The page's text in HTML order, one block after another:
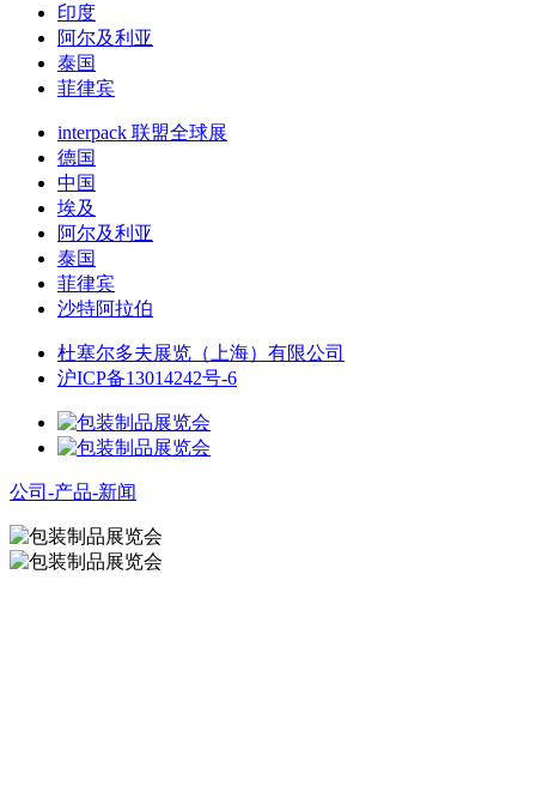
印度
阿尔及利亚
泰国
菲律宾
interpack 联盟全球展
德国
中国
埃及
阿尔及利亚
泰国
菲律宾
沙特阿拉伯
杜塞尔多夫展览（上海）有限公司
沪ICP备13014242号-6
公司-产品-新闻